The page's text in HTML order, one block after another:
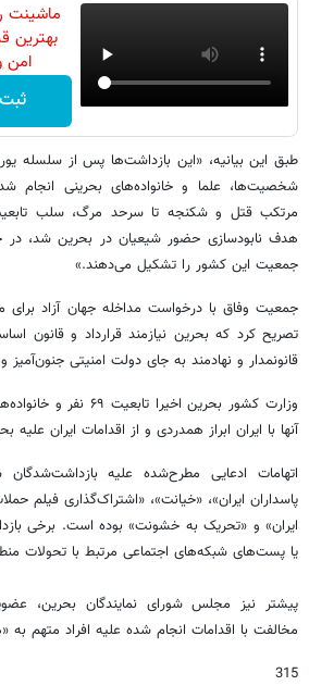
ماشینت
بهترین
امن
طبق این بیانیه، «این بازداشت‌ها پس از سلسله
شخصیت‌ها، علما و خانواده‌های بحرینی
مرتکب قتل و شکنجه تا سرحد مرگ، سلب تابعیت
هدف نابودسازی حضور شیعیان در بحرین شد،
جمعیت این کشور را تشکیل می‌دهند.»
جمعیت وفاق با درخواست مداخله جهان آزاد برای
تصریح کرد که بحرین نیازمند قرارداد و قانون
قانونمدار و نهادمند به جای دولت امنیتی
وزارت کشور بحرین
آنها با ایران ابراز همدردی و از اقدامات ایران علیه
اتهامات ادعایی مطرح‌شده علیه
پاسداران ایران»، «خیانت»، «اشتراک‌گذاری فیلم
ایران» و «تحریک به خشونت» بوده است. برخی
یا پست‌های شبکه‌های اجتماعی مرتبط با تحولات
پیشتر نیز مجلس شورای نمایندگان بحرین،
مخالفت با اقدامات انجام شده علیه افراد متهم به
315